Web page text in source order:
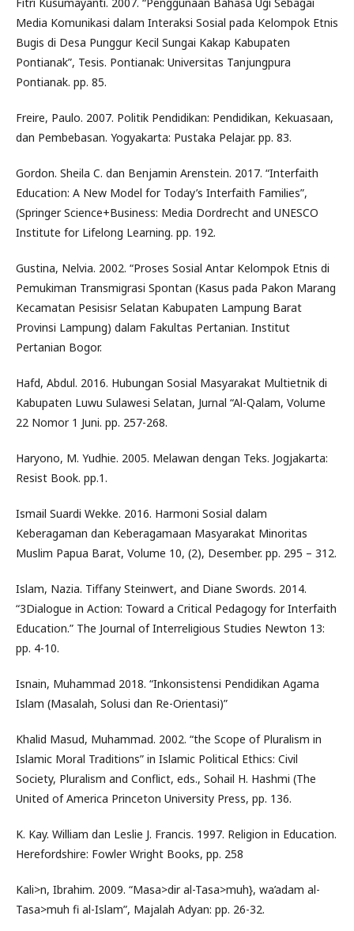
Media Komunikasi dalam Interaksi Sosial pada Kelompok Etnis
Bugis di Desa Punggur Kecil Sungai Kakap Kabupaten
Pontianak”, Tesis. Pontianak: Universitas Tanjungpura
Pontianak. pp. 85.
Freire, Paulo. 2007. Politik Pendidikan: Pendidikan, Kekuasaan,
dan Pembebasan. Yogyakarta: Pustaka Pelajar. pp. 83.
Gordon. Sheila C. dan Benjamin Arenstein. 2017. “Interfaith
Education: A New Model for Today’s Interfaith Families”,
(Springer Science+Business: Media Dordrecht and UNESCO
Institute for Lifelong Learning. pp. 192.
Gustina, Nelvia. 2002. “Proses Sosial Antar Kelompok Etnis di
Pemukiman Transmigrasi Spontan (Kasus pada Pakon Marang
Kecamatan Pesisisr Selatan Kabupaten Lampung Barat
Provinsi Lampung) dalam Fakultas Pertanian. Institut
Pertanian Bogor.
Hafd, Abdul. 2016. Hubungan Sosial Masyarakat Multietnik di
Kabupaten Luwu Sulawesi Selatan, Jurnal “Al-Qalam, Volume
22 Nomor 1 Juni. pp. 257-268.
Haryono, M. Yudhie. 2005. Melawan dengan Teks. Jogjakarta:
Resist Book. pp.1.
Ismail Suardi Wekke. 2016. Harmoni Sosial dalam
Keberagaman dan Keberagamaan Masyarakat Minoritas
Muslim Papua Barat, Volume 10, (2), Desember. pp. 295 – 312.
Islam, Nazia. Tiffany Steinwert, and Diane Swords. 2014.
“3Dialogue in Action: Toward a Critical Pedagogy for Interfaith
Education.” The Journal of Interreligious Studies Newton 13:
pp. 4-10.
Isnain, Muhammad 2018. “Inkonsistensi Pendidikan Agama
Islam (Masalah, Solusi dan Re-Orientasi)”
Khalid Masud, Muhammad. 2002. “the Scope of Pluralism in
Islamic Moral Traditions” in Islamic Political Ethics: Civil
Society, Pluralism and Conflict, eds., Sohail H. Hashmi (The
United of America Princeton University Press, pp. 136.
K. Kay. William dan Leslie J. Francis. 1997. Religion in Education.
Herefordshire: Fowler Wright Books, pp. 258
Kali>n, Ibrahim. 2009. “Masa>dir al-Tasa>muh}, wa’adam al-
Tasa>muh fi al-Islam”, Majalah Adyan: pp. 26-32.